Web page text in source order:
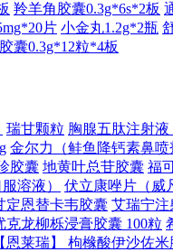
羚羊角胶囊0.3g*6s*2板
片 小金丸1.2g*2瓶
囊0.3g*12粒*4板
瑞甘颗粒 胸腺五肽注射液
金尔力（鲑鱼降钙素鼻喷
胶囊 地黄叶总苷胶囊 福
溶液）
伏立康唑片（威
定恩替卡韦胶囊 艾瑞宁注
克龙柳栎浸膏胶囊 100粒
【恩莱瑞】 枸橼酸伊沙佐米